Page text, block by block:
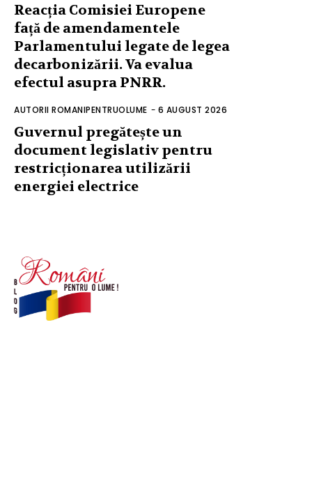
Reacția Comisiei Europene
față de amendamentele
Parlamentului legate de legea
decarbonizării. Va evalua
efectul asupra PNRR.
AUTORII ROMANIPENTRUOLUME - 6 AUGUST 2026
Guvernul pregătește un
document legislativ pentru
restricționarea utilizării
energiei electrice